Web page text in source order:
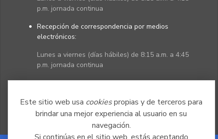
Este sitio web usa cookiespropias y de terceros para
brindar una mejor experiencia al usuario en su
navegación.
p.m. jornada continua
Recepción de correspondencia por medios
electrónicos:
Lunes a viernes (días hábiles) de 8:15 a.m. a 4:45
p.m. jornada continua